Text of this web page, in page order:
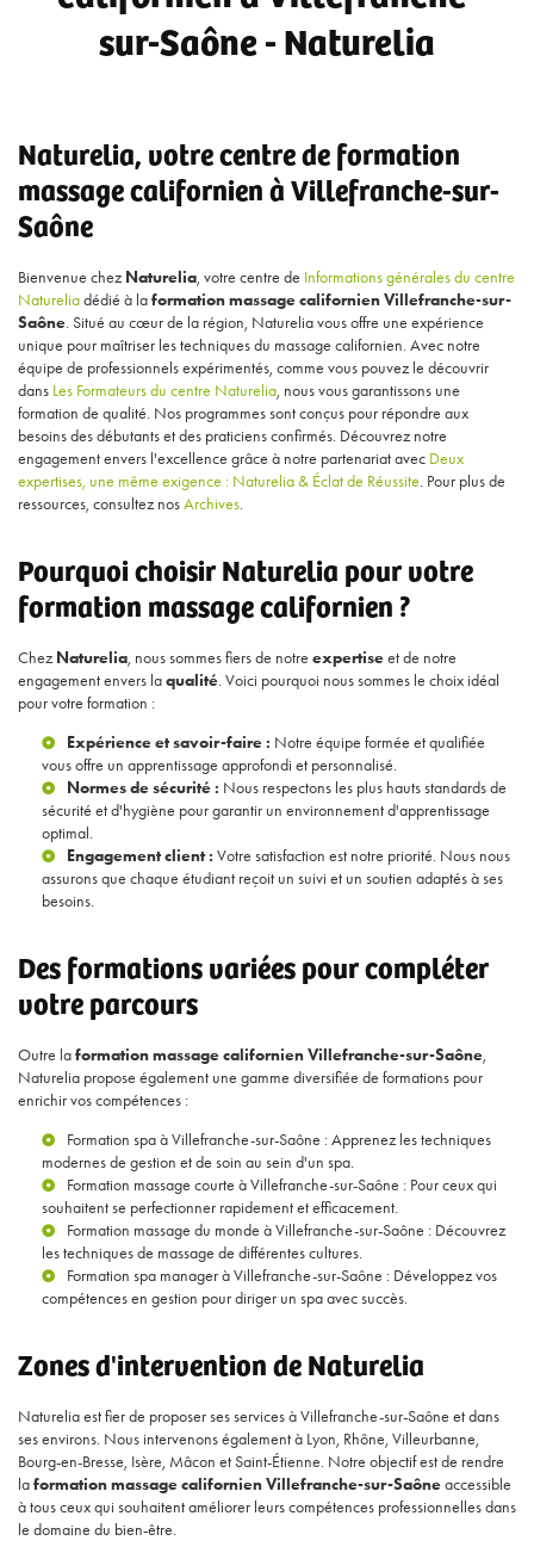
sur-Saône - Naturelia
Naturelia, votre centre de formation
massage californien à Villefranche-sur-
Saône
Bienvenue chezNaturelia, votre centre de Informations générales du centre
Natureliadédié à laformation massage californien Villefranche-sur-
Saône. Situé au cœur de la région, Naturelia vous offre une expérience
unique pour maîtriser les techniques du massage californien. Avec notre
équipe de professionnels expérimentés, comme vous pouvez le découvrir
dans Les Formateurs du centre Naturelia, nous vous garantissons une
formation de qualité. Nos programmes sont conçus pour répondre aux
besoins des débutants et des praticiens confirmés. Découvrez notre
engagement envers l'excellence grâce à notre partenariat avec Deux
expertises, une même exigence : Naturelia & Éclat de Réussite. Pour plus de
ressources, consultez nosArchives.
Pourquoi choisir Naturelia pour votre
formation massage californien ?
ChezNaturelia, nous sommes fiers de notre expertiseet de notre
engagement envers laqualité. Voici pourquoi nous sommes le choix idéal
pour votre formation :
Expérience et savoir-faire : Notre équipe formée et qualifiée
vous offre un apprentissage approfondi et personnalisé.
Normes de sécurité : Nous respectons les plus hauts standards de
sécurité et d'hygiène pour garantir un environnement d'apprentissage
optimal.
Engagement client : Votre satisfaction est notre priorité. Nous nous
assurons que chaque étudiant reçoit un suivi et un soutien adaptés à ses
besoins.
Des formations variées pour compléter
votre parcours
Outre laformation massage californien Villefranche-sur-Saône,
Naturelia propose également une gamme diversifiée de formations pour
enrichir vos compétences :
Formation spa à Villefranche-sur-Saône : Apprenez les techniques
modernes de gestion et de soin au sein d'un spa.
Formation massage courte à Villefranche-sur-Saône : Pour ceux qui
souhaitent se perfectionner rapidement et efficacement.
Formation massage du monde à Villefranche-sur-Saône : Découvrez
les techniques de massage de différentes cultures.
Formation spa manager à Villefranche-sur-Saône : Développez vos
compétences en gestion pour diriger un spa avec succès.
Zones d'intervention de Naturelia
Naturelia est fier de proposer ses services à Villefranche-sur-Saône et dans
ses environs. Nous intervenons également à Lyon, Rhône, Villeurbanne,
Bourg-en-Bresse, Isère, Mâcon et Saint-Étienne. Notre objectif est de rendre
laformation massage californien Villefranche-sur-Saôneaccessible
à tous ceux qui souhaitent améliorer leurs compétences professionnelles dans
le domaine du bien-être.